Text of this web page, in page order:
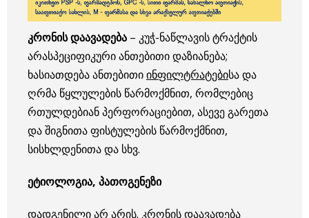
კრონის დაავადება – კუჭ-ნაწლავის ტრაქტის
არასპეციფიკური ანთებითი დაზიანება;
ხასიათდება ანთებითიინფილტრატებისა და
ღრმა წყლულების წარმოქმნით, რომლებიც
რთულდებიან პერფორაციებით, ასევე გარეთა
და შიგნითა ფისტულების წარმოქმნით,
სისხლდენითა და სხვ.
ეტიოლოგია, პათოგენეზი
დადგენილი არ არის. კრონის დაავადება